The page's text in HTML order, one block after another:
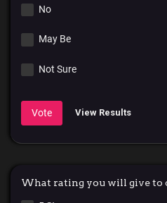
No
May Be
Not Sure
Vote View Results
What rating you will give to